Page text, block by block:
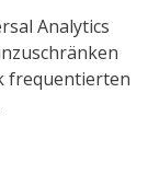
Analytics
frequentierten